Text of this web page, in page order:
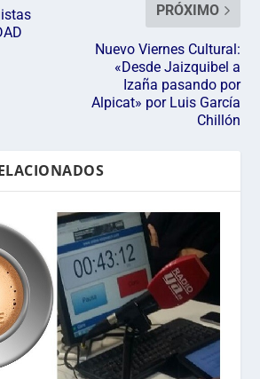
PRÓXIMO
Nuevo Viernes Cultural:
«Desde Jaizquibel a
Izaña pasando por
Alpicat» por Luis García
Chillón